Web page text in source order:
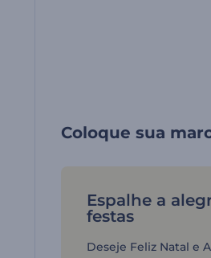
Coloque sua
Espalhe a
festas
Deseje Feliz Natal e